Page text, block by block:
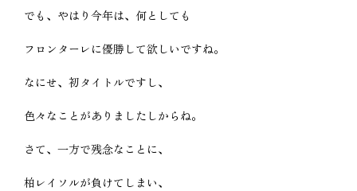
でも、やはり今年は、何としても
フロンターレに優勝して欲しいですね。
なにせ、初タイトルですし、
色々なことがありましたしからね。
さて、一方で残念なことに、
柏レイソルが負けてしまい、